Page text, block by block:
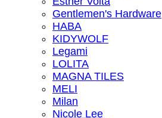
Gentlemen's Hardware
HABA
KIDYWOLF
Legami
LOLITA
MAGNA TILES
MELI
Milan
Nicole Lee